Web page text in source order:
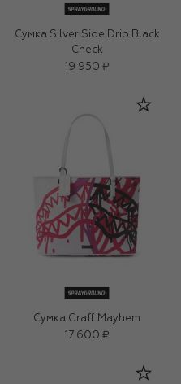
Сумка Silver Side Drip Black
Check
19 950 ₽
Сумка Graff Mayhem
17 600 ₽